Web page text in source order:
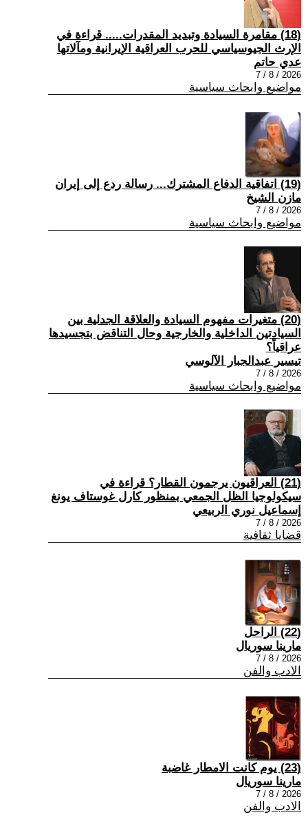
(18) مقامرة السيادة وتبديد المقدرات..... قراءة في
الإرث الجيوسياسي للحرب العراقية الإيرانية ومآلاتها
عدي حاتم
2026 / 8 / 7
مواضيع وابحاث سياسية
(19) اتفاقية الدفاع المشترك... رسالة ردع إلى إيران
مازن الشيخ
2026 / 8 / 7
مواضيع وابحاث سياسية
(20) متغيرات مفهوم السيادة والعلاقة الجدلية بين
السيادتين الداخلية والخارجية وحال التناقض بتجسيدها
عراقياً؟
تيسير عبدالجبار الآلوسي
2026 / 8 / 7
مواضيع وابحاث سياسية
(21) العراقيون يرجمون القطار؟ قراءة في
سيكولوجيا الظل الجمعي بمنظور كارل غوستاف يونغ
إسماعيل نوري الربيعي
2026 / 8 / 7
قضايا ثقافية
(22) الراحل
مارينا سوريال
2026 / 8 / 7
الادب والفن
(23) يوم كانت الامطار غاضبة
مارينا سوريال
2026 / 8 / 7
الادب والفن